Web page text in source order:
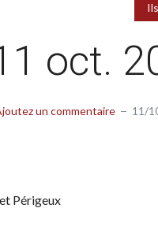
oct.
un commentaire 11/
Périgeux